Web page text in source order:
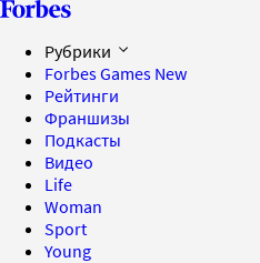
Рубрики
Forbes Games New
Рейтинги
Франшизы
Подкасты
Видео
Life
Woman
Sport
Young